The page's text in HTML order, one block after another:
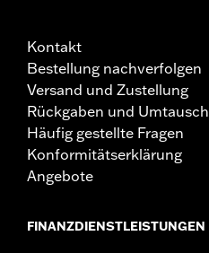
Kontakt
Bestellung nachverfolgen
Versand und Zustellung
Rückgaben und Umtausch
Häufig gestellte Fragen
Konformitätserklärung
Angebote
FINANZDIENSTLEISTUNGEN